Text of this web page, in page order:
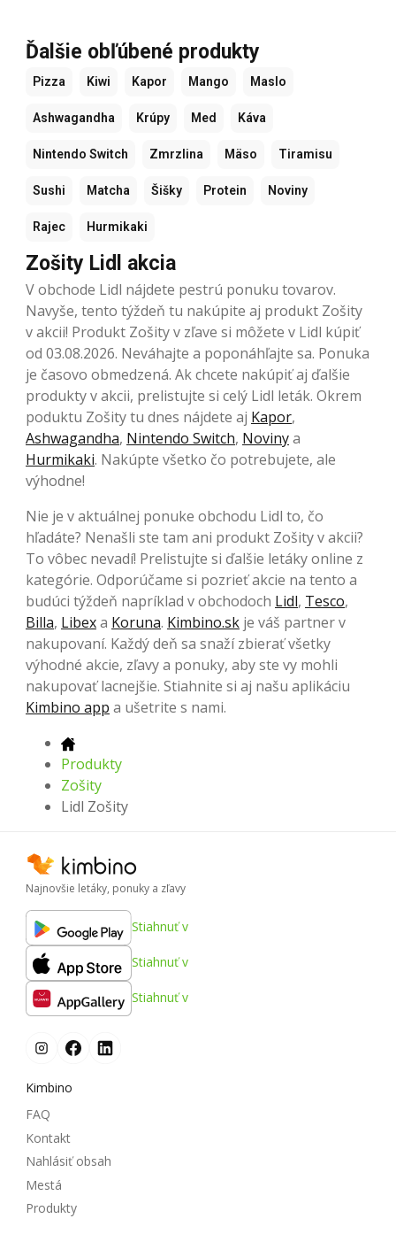
Ďalšie obľúbené produkty
Pizza Kiwi Kapor Mango Maslo
Ashwagandha Krúpy Med Káva
Nintendo Switch Zmrzlina Mäso Tiramisu
Sushi Matcha Šišky Protein Noviny
Rajec Hurmikaki
Zošity Lidl akcia
V obchode Lidl nájdete pestrú ponuku tovarov.
Navyše, tento týždeň tu nakúpite aj produkt Zošity
v akcii! Produkt Zošity v zľave si môžete v Lidl kúpiť
od 03.08.2026. Neváhajte a poponáhľajte sa. Ponuka
je časovo obmedzená. Ak chcete nakúpiť aj ďalšie
produkty v akcii, prelistujte si celý Lidl leták. Okrem
poduktu Zošity tu dnes nájdete aj Kapor,
Ashwagandha, Nintendo Switch, Novinya
Hurmikaki. Nakúpte všetko čo potrebujete, ale
výhodne!
Nie je v aktuálnej ponuke obchodu Lidl to, čo
hľadáte? Nenašli ste tam ani produkt Zošity v akcii?
To vôbec nevadí! Prelistujte si ďalšie letáky online z
kategórie. Odporúčame si pozrieť akcie na tento a
budúci týždeň napríklad v obchodoch Lidl, Tesco,
Billa, Libexa Koruna. Kimbino.sk je váš partner v
nakupovaní. Každý deň sa snaží zbierať všetky
výhodné akcie, zľavy a ponuky, aby ste vy mohli
nakupovať lacnejšie. Stiahnite si aj našu aplikáciu
Kimbino app a ušetrite s nami.
Produkty
Zošity
Lidl Zošity
Najnovšie letáky, ponuky a zľavy
Stiahnuť v
Stiahnuť v
Stiahnuť v
Kimbino
FAQ
Kontakt
Nahlásiť obsah
Mestá
Produkty